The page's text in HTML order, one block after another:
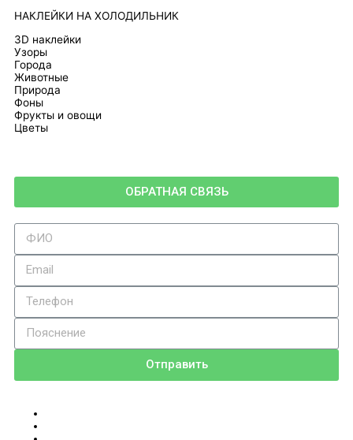
НАКЛЕЙКИ НА ХОЛОДИЛЬНИК
3D наклейки
Узоры
Города
Животные
Природа
Фоны
Фрукты и овощи
Цветы
ОБРАТНАЯ СВЯЗЬ
Отправить